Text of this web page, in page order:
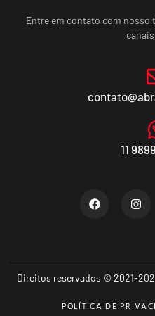
Entre em contato com nosso
11
Direitos reservados © 2021-
POLÍTICA DE